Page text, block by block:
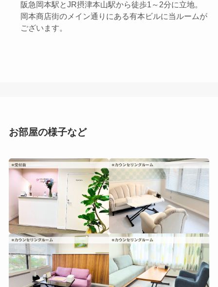
阪急岡本駅とJR摂津本山駅から徒歩1～2分に立地。
岡本商店街のメイン通りにある有本ビルに当ルームが
ございます。
お部屋の様子など